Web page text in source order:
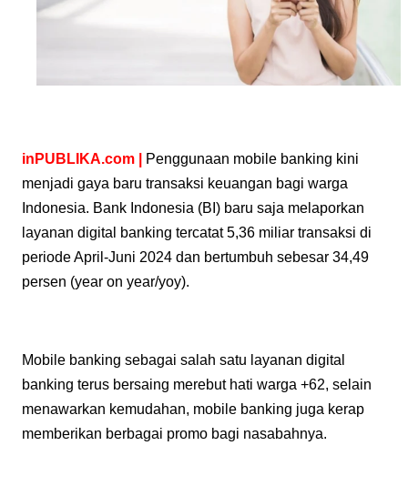
inPUBLIKA.com |
Penggunaan mobile banking kini
menjadi gaya baru transaksi keuangan bagi warga
Indonesia. Bank Indonesia (BI) baru saja melaporkan
layanan digital banking tercatat 5,36 miliar transaksi di
periode April-Juni 2024 dan bertumbuh sebesar 34,49
persen (year on year/yoy).
Mobile banking sebagai salah satu layanan digital
banking terus bersaing merebut hati warga +62, selain
menawarkan kemudahan, mobile banking juga kerap
memberikan berbagai promo bagi nasabahnya.